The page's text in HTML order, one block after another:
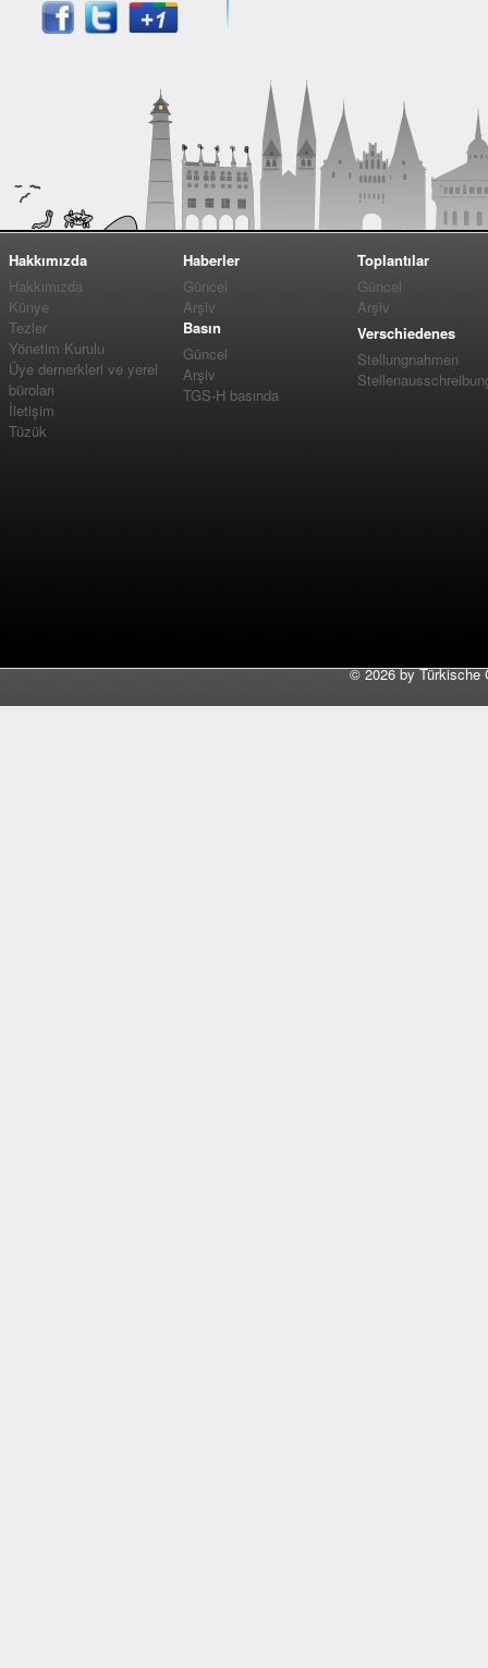
Hakkımızda
Hakkımızda
Künye
Tezler
Yönetim Kurulu
Üye dernerkleri ve yerel
büroları
İletişim
Tüzük
Haberler
Güncel
Arşiv
Basın
Güncel
Arşiv
TGS-H basında
Toplantılar
Güncel
Arşiv
Verschiedenes
Stellungnahmen
©2026 by Türkische